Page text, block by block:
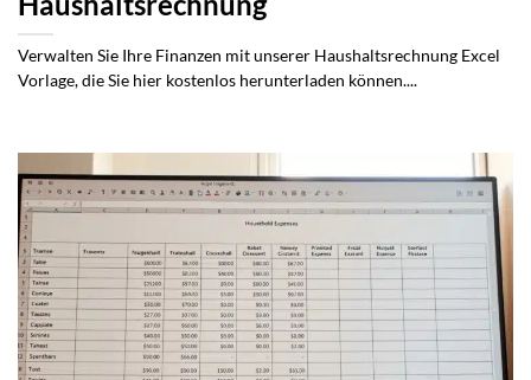
Verwalten Sie Ihre Finanzen mit unserer Haushaltsrechnung Excel
Vorlage, die Sie hier kostenlos herunterladen können....